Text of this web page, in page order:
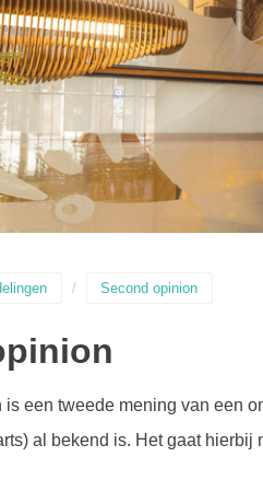
Second opinion
is een tweede mening van een
al bekend is. Het gaat